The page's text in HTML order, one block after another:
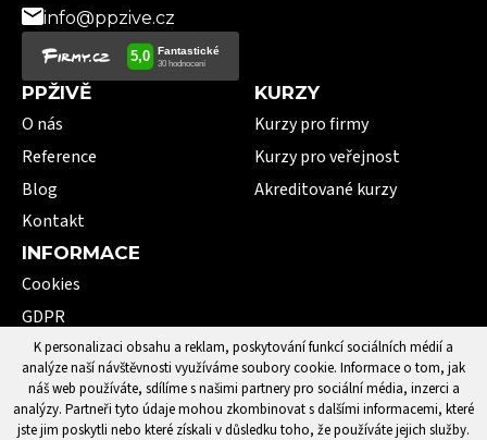
K personalizaci obsahu a reklam, poskytování funkcí sociálních médií a
analýze naší návštěvnosti využíváme soubory cookie. Informace o tom, jak
náš web používáte, sdílíme s našimi partnery pro sociální média, inzerci a
analýzy. Partneři tyto údaje mohou zkombinovat s dalšími informacemi, které
jste jim poskytli nebo které získali v důsledku toho, že používáte jejich služby.
info@ppzive.cz
PPŽIVĚ
O nás
Reference
Blog
Kontakt
KURZY
Kurzy pro firmy
Kurzy pro veřejnost
Akreditované kurzy
INFORMACE
Cookies
GDPR
VOP
101 pojmů první pomoci